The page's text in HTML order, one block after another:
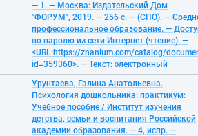
— 1. — Москва: Издательский Дом
"ФОРУМ", 2019. — 256 с. — (СПО). —
профессиональное образование. —
по паролю из сети Интернет (чтение). —
<URL:https://znanium.com/catalog/
id=359360>. — Текст: электронный
Урунтаева, Галина Анатольевна.
Психология дошкольника: практикум:
Учебное пособие / Институт изучения
детства, семьи и воспитания Российской
академии образования. — 4, испр. —